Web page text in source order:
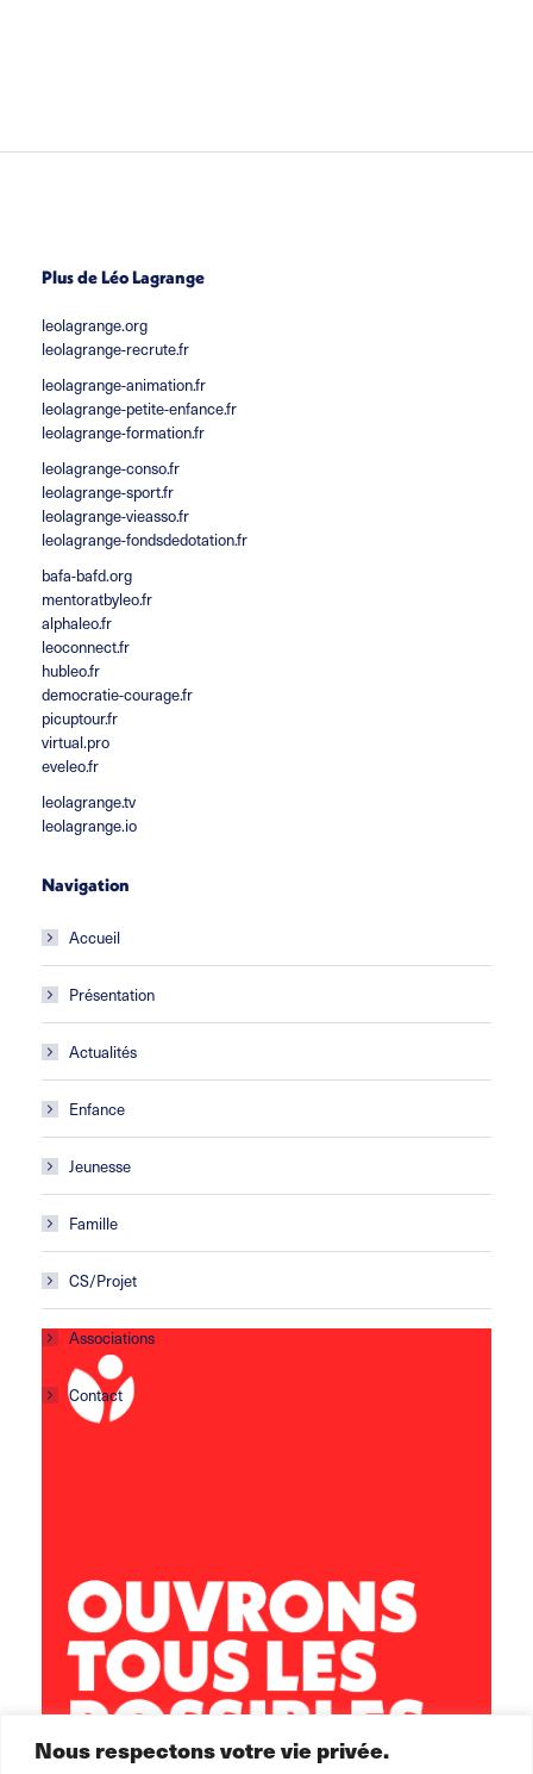
Nous respectons votre vie privée.
Plus de Léo Lagrange
leolagrange.org
leolagrange-recrute.fr
leolagrange-animation.fr
leolagrange-petite-enfance.fr
leolagrange-formation.fr
leolagrange-conso.fr
leolagrange-sport.fr
leolagrange-vieasso.fr
leolagrange-fondsdedotation.fr
bafa-bafd.org
mentoratbyleo.fr
alphaleo.fr
leoconnect.fr
hubleo.fr
democratie-courage.fr
picuptour.fr
virtual.pro
eveleo.fr
leolagrange.tv
leolagrange.io
Navigation
Accueil
Présentation
Actualités
Enfance
Jeunesse
Famille
CS/Projet
Associations
Contact
brest.horizons@leolagrange.org